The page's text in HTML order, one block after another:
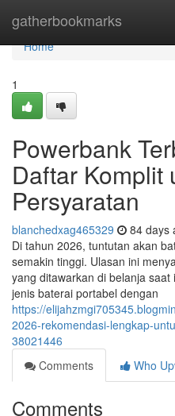
gatherbookmarks
Home
Home
1
Powerbank
Daftar Komplit
Persyaratan
blanchedxag465329 84 days
Di tahun 2026, tuntutan akan
semakin tinggi. Ulasan ini
yang ditawarkan di belanja
jenis baterai portabel dengan
https://
2026-rekomendasi-lengkap-
38021446
Comments
Who
Comments